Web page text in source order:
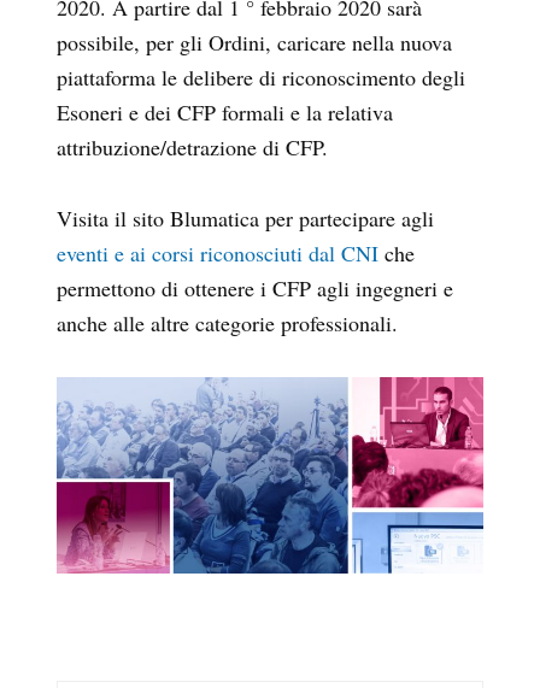
2020. A partire dal 1 ° febbraio 2020 sarà
possibile, per gli Ordini, caricare nella nuova
piattaforma le delibere di riconoscimento degli
Esoneri e dei CFP formali e la relativa
attribuzione/detrazione di CFP.
Visita il sito Blumatica per partecipare agli
eventi e ai corsi riconosciuti dal CNI che
permettono di ottenere i CFP agli ingegneri e
anche alle altre categorie professionali.